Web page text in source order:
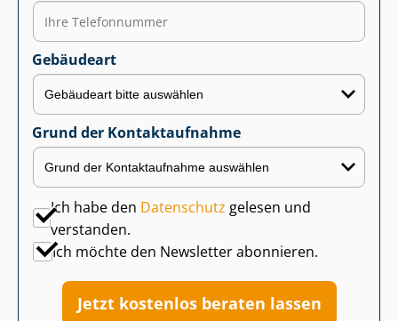
Gebäudeart
Grund der Kontaktaufnahme
Ich habe den Datenschutz gelesen und
verstanden.
Ich möchte den Newsletter abonnieren.
Jetzt kostenlos beraten lassen